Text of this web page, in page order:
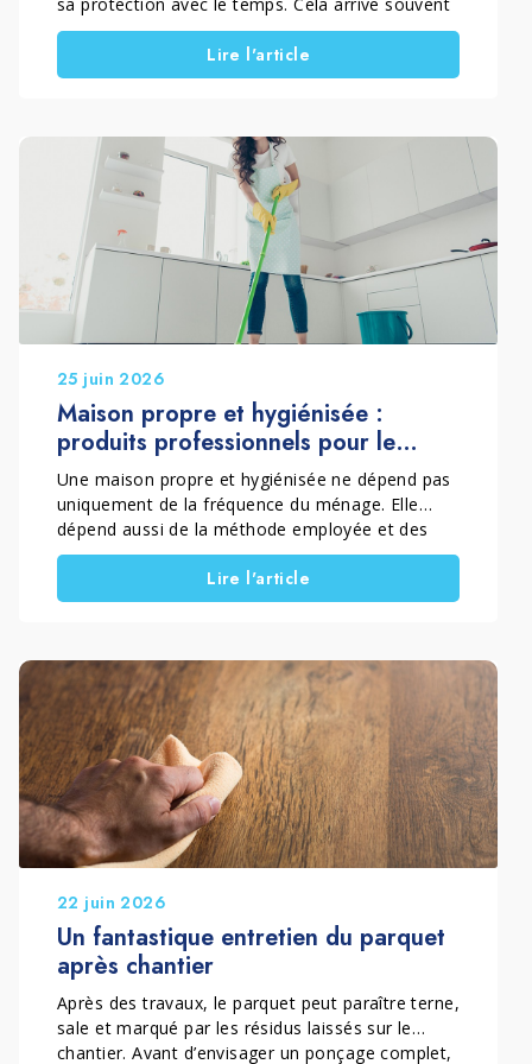
sa protection avec le temps. Cela arrive souvent
à cause d’un entretien inadapté ou de produits
non compatibles. Toutefois, lorsque le bois reste
sain, il n’est pas toujours nécessaire de le
équilibre naturel. Ainsi, le parquet conserve son
esthétique et prolonge sa durée de vie.
Lire l'article
25 juin 2026
Maison propre et hygiénisée :
produits professionnels pour le
nettoyage de la maison
Une maison propre et hygiénisée ne dépend pas
uniquement de la fréquence du ménage. Elle
dépend aussi de la méthode employée et des
produits utilisés. C’est pourquoi, lorsqu’il est
question de produits professionnels pour le
nettoyage de la maison, il est essentiel de
Choisir les bonnes solutions permet d’éliminer la
saleté, la poussière, les résidus et les voiles
superficiels. Cela contribue également à
améliorer l’hygiène quotidienne et à préserver
durablement les surfaces. Un nettoyage complet
de la maison est aussi l’occasion idéale de
réaliser les tâches ménagères souvent remises à
plus tard.
Lire l'article
22 juin 2026
Un fantastique entretien du parquet
après chantier
Après des travaux, le parquet peut paraître terne,
sale et marqué par les résidus laissés sur le
chantier. Avant d’envisager un ponçage complet,